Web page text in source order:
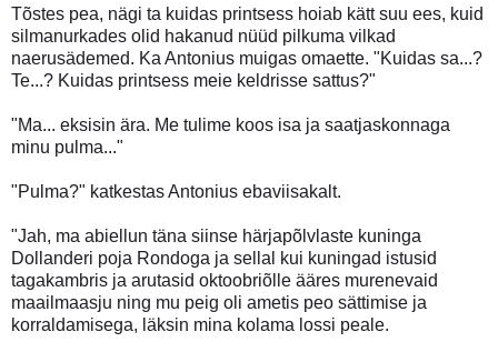
Tõstes pea, nägi ta kuidas printsess hoiab kätt suu ees, kuid
silmanurkades olid hakanud nüüd pilkuma vilkad
naerusädemed. Ka Antonius muigas omaette. "Kuidas sa...?
Te...? Kuidas printsess meie keldrisse sattus?"
"Ma... eksisin ära. Me tulime koos isa ja saatjaskonnaga
minu pulma..."
"Pulma?" katkestas Antonius ebaviisakalt.
"Jah, ma abiellun täna siinse härjapõlvlaste kuninga
Dollanderi poja Rondoga ja sellal kui kuningad istusid
tagakambris ja arutasid oktoobriõlle ääres murenevaid
maailmaasju ning mu peig oli ametis peo sättimise ja
korraldamisega, läksin mina kolama lossi peale.